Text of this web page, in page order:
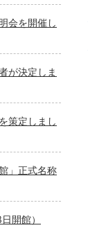
会を開催し
が決定しま
策定しまし
」正式名称
開館）